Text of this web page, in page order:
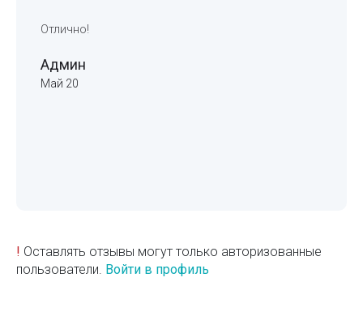
Отлично!
Админ
Май 20
! Оставлять отзывы могут только авторизованные
пользователи. Войти в профиль